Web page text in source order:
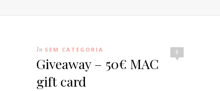
8
In SEM CATEGORIA
Giveaway – 50€ MAC
gift card